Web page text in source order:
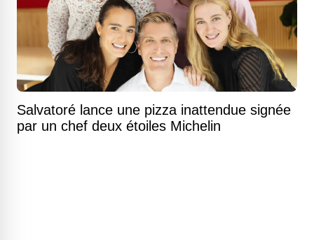
Salvatoré lance une pizza inattendue signée
par un chef deux étoiles Michelin